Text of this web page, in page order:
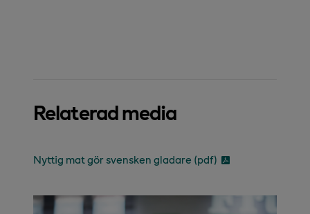
Relaterad media
Nyttig mat gör svensken gladare (pdf)